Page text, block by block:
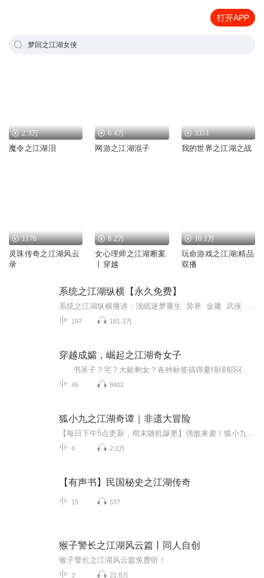
打开APP
梦回之江湖女侠
2.3万
魔令之江湖泪
6.4万
网游之江湖混子
3351
我的世界之江湖之战
1176
灵珠传奇之江湖风云
录
8.2万
女心理师之江湖断案
丨穿越
10.1万
玩命游戏之江湖|精品
双播
系统之江湖纵横【永久免费】
197 161.3万
穿越成孀，崛起之江湖奇女子
45 8402
狐小九之江湖奇谭｜非遗大冒险
4 2.2万
【有声书】民国秘史之江湖传奇
15 537
猴子警长之江湖风云篇丨同人自创
猴子警长之江湖风云篇免费听！
3 21.8万